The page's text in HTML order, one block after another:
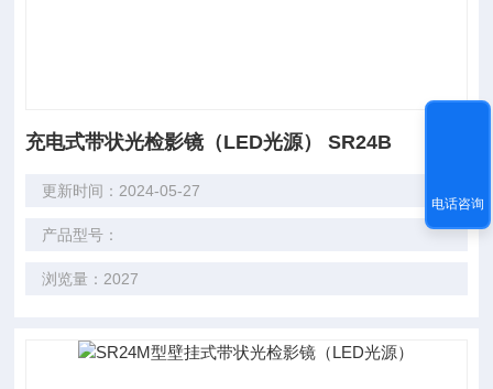
充电式带状光检影镜（LED光源） SR24B
更新时间：2024-05-27
产品型号：
浏览量：2027
电话咨询